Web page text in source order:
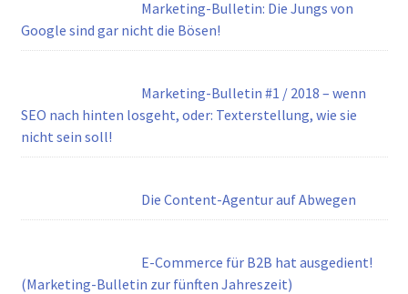
Marketing-Bulletin: Die Jungs von
Google sind gar nicht die Bösen!
Marketing-Bulletin #1 / 2018 – wenn
SEO nach hinten losgeht, oder: Texterstellung, wie sie
nicht sein soll!
Die Content-Agentur auf Abwegen
E-Commerce für B2B hat ausgedient!
(Marketing-Bulletin zur fünften Jahreszeit)